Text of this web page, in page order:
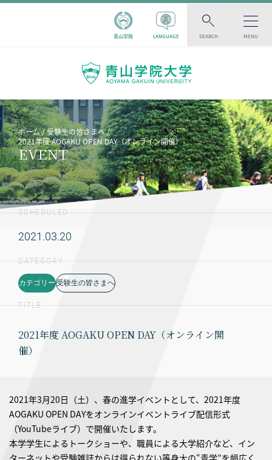
青山学院 LANGUAGE SEARCH MENU
ホーム
受験生の皆さまへ
2021年度 AOGAKU OPEN DAY（オンライン開催）
EVENT
SCHEDULED
2021.03.20
CATEGORY
カテゴリー 受験生の皆さまへ
TITLE
2021年度 AOGAKU OPEN DAY（オンライン開
催）
2021年3月20日（土）、春の進学イベントとして、2021年度
AOGAKU OPEN DAYをオンラインイベントライブ配信形式
（YouTubeライブ）で開催いたします。
本学学生によるトークショーや、職員による大学紹介など、イン
ターネットや受験雑誌からは得られない等身大の“青学”を幅広く